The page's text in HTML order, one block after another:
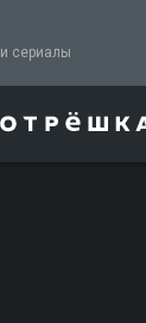
ТВ, фильмы и сериалы